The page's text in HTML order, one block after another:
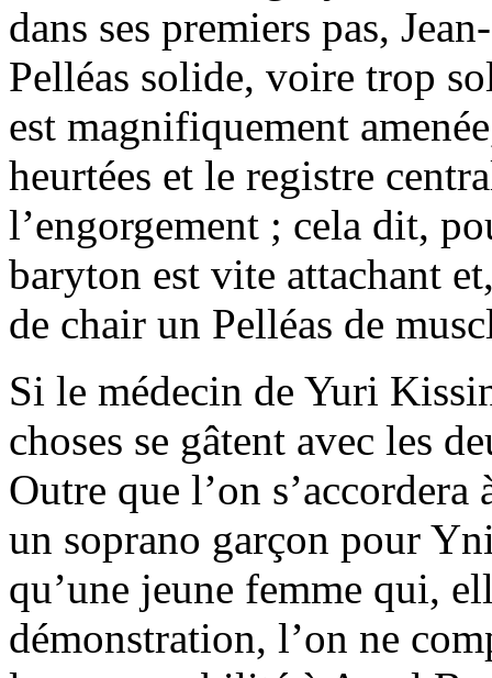
dans ses premiers pas,
Pelléas solide, voire trop
est magnifiquement
heurtées et le registre
l’engorgement ; cela dit,
baryton est vite attachant
de chair un Pelléas de
Si le médecin de Yuri
choses se gâtent avec les
Outre que l’on
un soprano garçon pour
qu’une jeune femme qui,
démonstration, l’on ne